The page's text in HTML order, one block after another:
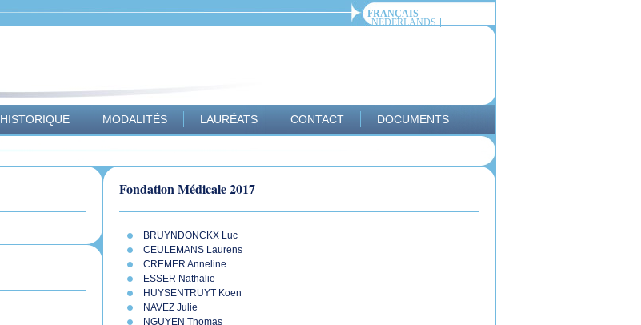
FRANÇAIS
NEDERLANDS
HISTORIQUE MODALITÉS LAURÉATS CONTACT DOCUMENTS
Fondation Médicale 2017
BRUYNDONCKX Luc
CEULEMANS Laurens
CREMER Anneline
ESSER Nathalie
HUYSENTRUYT Koen
NAVEZ Julie
NGUYEN Thomas